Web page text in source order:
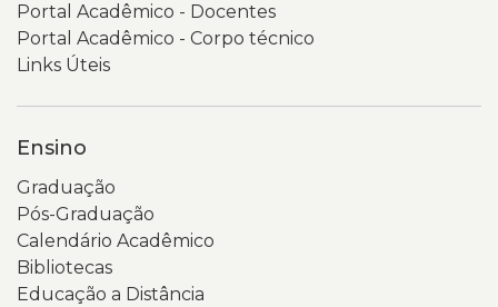
Portal Acadêmico - Docentes
Portal Acadêmico - Corpo técnico
Links Úteis
Ensino
Graduação
Pós-Graduação
Calendário Acadêmico
Bibliotecas
Educação a Distância